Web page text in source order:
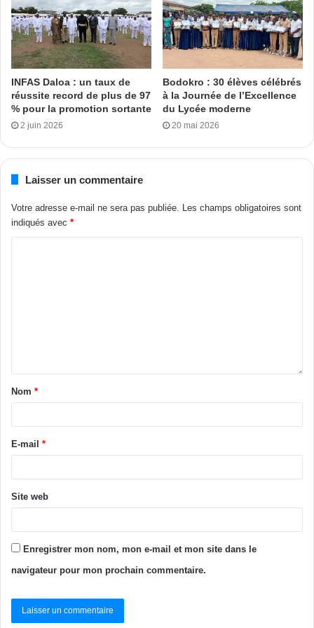
soulager les parents d’écoliers démunis et défavorisés. Au
nom de ses camarades, l’élève Sanogo Abdel Chakim a
souhaité la bienvenue au parrain à l’EPP Sokourala avant
de lui traduire toute sa reconnaissance pour son geste.
Aboubacar Al Syddick à Mankono
INFAS Daloa : un taux de
réussite record de plus de 97
% pour la promotion sortante
2 juin 2026
Bodokro : 30 élèves célébrés
à la Journée de l’Excellence
du Lycée moderne
20 mai 2026
Laisser un commentaire
Votre adresse e-mail ne sera pas publiée. Les champs obligatoires sont
indiqués avec *
Nom *
E-mail *
Site web
Enregistrer mon nom, mon e-mail et mon site dans le
navigateur pour mon prochain commentaire.